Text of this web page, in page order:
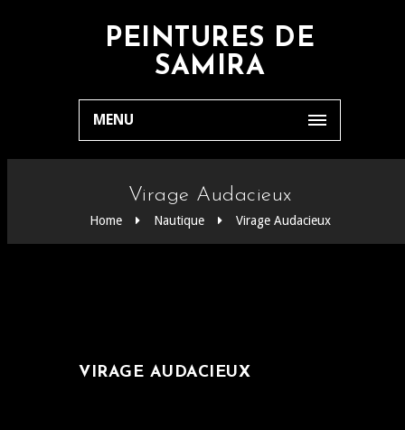
PEINTURES DE
SAMIRA
MENU
Virage Audacieux
Home Nautique Virage Audacieux
VIRAGE AUDACIEUX